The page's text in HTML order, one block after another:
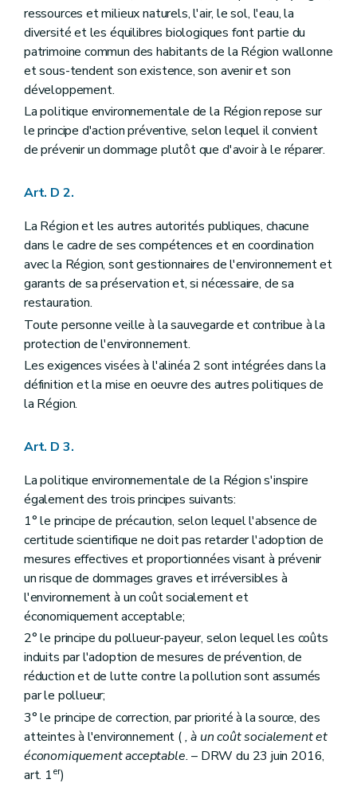
Art. D209
Art. D2010
Art. D2011
Art. D2012
Art. D2013
Art. D2014
Chapitre III Information active
Section première
Principe
Art. D2015
Art. D2016
Art. D 21
Art. D 22
Art. D 23
Art. D 24
Art. D 25
Art. D 26
Art. D 27
Art. D 28
Art.D 28-1
TitreII/1
Reconnaissance et subventionnement structurel des associations environnementales
ChapitreI Dispositions générales– Décret du 23 janvier 2014, art. 4)
Art.D 28-2
Art.D 28-6
Art.D 28-7
Art.D 28-8
Section2
Procédure d'octroi ou de renouvellement de la reconnaissance
Art.D 28-9
Art.D 28-10
ChapitreIII
Subventionnement structurel des associations environnementales
Art.D 28-11
Art.D 28-12
Art.D 28-13
ChapitreIII
Subventionnement structurel des associations environnementales
Art.D 28-11
Art.D 28-12
Art. D 28-13
Chapitre
Section1
Évaluation et contrôle des associations reconnues et subventionnées
Art.D 28-14
Art.D 28-15
Section2
Retrait et suspension de la reconnaissance ou du subventionnement
ressources et milieux naturels, l'air, le sol, l'eau, la
diversité et les équilibres biologiques font partie du
patrimoine commun des habitants de la Région wallonne
et sous-tendent son existence, son avenir et son
développement.
La politique environnementale de la Région repose sur
le principe d'action préventive, selon lequel il convient
de prévenir un dommage plutôt que d'avoir à le réparer.
Art. D 2.
La Région et les autres autorités publiques, chacune
dans le cadre de ses compétences et en coordination
avec la Région, sont gestionnaires de l'environnement et
garants de sa préservation et, si nécessaire, de sa
restauration.
Toute personne veille à la sauvegarde et contribue à la
protection de l'environnement.
Les exigences visées à l'alinéa 2 sont intégrées dans la
définition et la mise en oeuvre des autres politiques de
la Région.
Art. D 3.
La politique environnementale de la Région s'inspire
également des trois principes suivants:
1° le principe de précaution, selon lequel l'absence de
certitude scientifique ne doit pas retarder l'adoption de
mesures effectives et proportionnées visant à prévenir
un risque de dommages graves et irréversibles à
l'environnement à un coût socialement et
économiquement acceptable;
2° le principe du pollueur-payeur, selon lequel les coûts
induits par l'adoption de mesures de prévention, de
réduction et de lutte contre la pollution sont assumés
par le pollueur;
3° le principe de correction, par priorité à la source, des
atteintes à l'environnement (, à un coût socialement et
économiquement acceptable.– DRW du 23 juin 2016,
art. 1er)